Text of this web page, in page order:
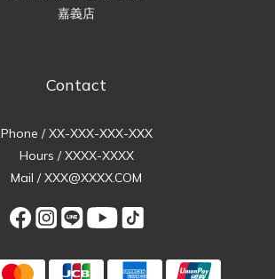
嘉義店
Contact
Phone / XX-XXX-XXX-XXX
Hours / XXXX-XXXX
Mail / XXX@XXXX.COM